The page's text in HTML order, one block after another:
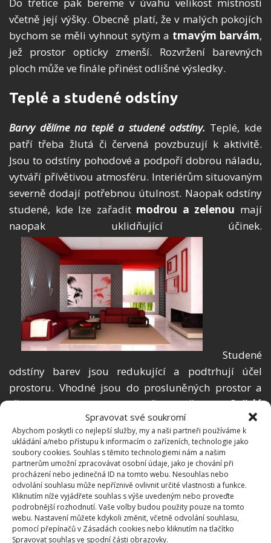
Spravovat své soukromí
Abychom poskytli co nejlepší služby, my a naši partneři používáme k
ukládání a/nebo přístupu k informacím o zařízeních, technologie jako
soubory cookies. Souhlas s těmito technologiemi nám a našim
partnerům umožní zpracovávat osobní údaje, jako je chování při
procházení nebo jedinečná ID na tomto webu. Nesouhlas nebo
odvolání souhlasu může nepříznivě ovlivnit určité vlastnosti a funkce.
Kliknutím níže vyjádřete souhlas s výše uvedeným nebo proveďte
podrobnější rozhodnutí. Vaše volby budou použity pouze na tomto
webu. Nastavení můžete kdykoli změnit, včetně odvolání souhlasu,
pomocí přepínačů v Zásadách cookies nebo kliknutím na tlačítko
Spravovat souhlas ve spodní části obrazovky.
včetně její výšky. Obecně platí, že v malých pokojích
bychom se měli vyhnout sytým a tmavým barvám,
jež prostor opticky zmenší. Rozvržení barevných
ploch může ve finále přinést odlišné výsledky.
Teplé a studené odstíny
Barvy dělíme na teplé a studené odstíny. Teplé, kde
patří třeba žlutá či červená povzbuzují k aktivitě.
Jsou to odstíny pohodové a podpoří dobrou náladu,
vytváří přívětivou atmosféru. Interiérům situovaným
severně dodají potřebnou útulnost. Naopak odstíny
studené, kde lze zařadit modrou a zelenou mají
naopak uklidňující účinek.
Studené
odstíny barev jsou redukující a podtrhují účel
prostoru. Vhodné jsou do prosluněných prostor a
všude tam, kde relaxujeme či odpočíváme.Světlé
barvy působí přátelsky, lehce a není problém
s jejich kombinováním. Malým prostorům propůjčují
lehkost a zvětšují je. Tmavé barvy volíme zásadně do
velkých prostor, kde zvýší jejich útulnost.
Kombinování barev
Vybrat vhodné barvy a správný odstín se může zdát